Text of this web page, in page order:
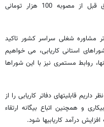
حق الزحمه ها را به همان یک ماه حقوق قبل از مصوبه 100 هزار تومانی
مشاوره شغلی سراسر کشور تاکید
استانی کاریابی، می خواهیم
روابط مستمری نیز با این شوراها
قابلیتهای دفاتر کاریابی را از
و همچنین اتباع بیگانه ارتقاء
درآمد کاریابیها شود.